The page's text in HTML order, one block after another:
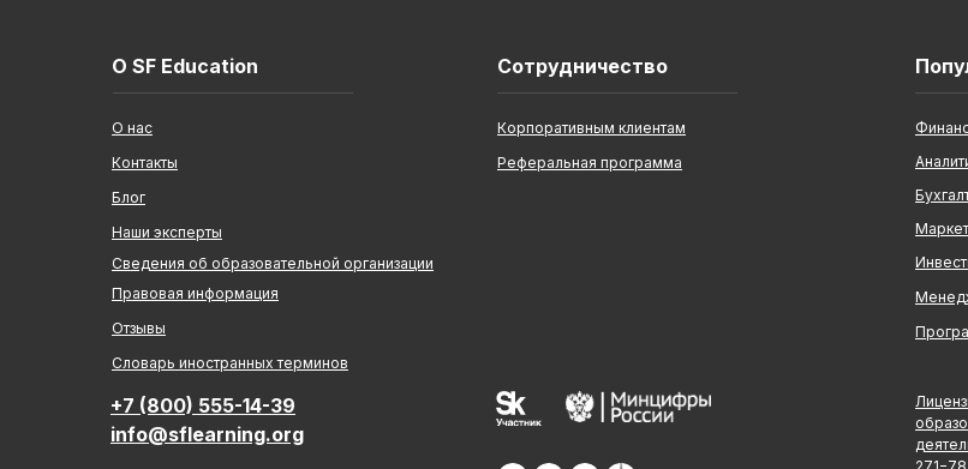
О SF Education Сотрудничество
Реферальная программа
Наши эксперты
Правовая информация
Корпоративным клиентам
Контакты
Блог
Сведения об образовательной организации
+7 (800) 555-14-39
info@sflearning.org
О нас
Отзывы
Cловарь иностранных терминов